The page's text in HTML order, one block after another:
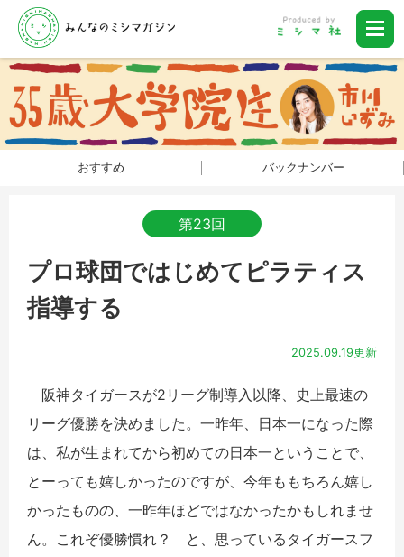
おすすめ バックナンバー
第23回
プロ球団ではじめてピラティス
指導する
2025.09.19更新
阪神タイガースが2リーグ制導入以降、史上最速の
リーグ優勝を決めました。一昨年、日本一になった際
は、私が生まれてから初めての日本一ということで、
とーっても嬉しかったのですが、今年ももちろん嬉し
かったものの、一昨年ほどではなかったかもしれませ
ん。これぞ優勝慣れ？ と、思っているタイガースフ